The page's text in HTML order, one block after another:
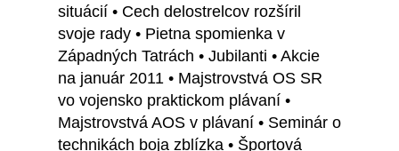
situácií • Cech delostrelcov rozšíril
svoje rady • Pietna spomienka v
Západných Tatrách • Jubilanti • Akcie
na január 2011 • Majstrovstvá OS SR
vo vojensko praktickom plávaní •
Majstrovstvá AOS v plávaní • Seminár o
technikách boja zblízka • Športová